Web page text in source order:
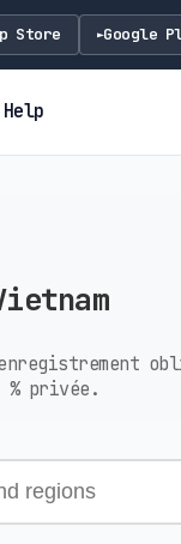
Store ►Google
Help
privée.